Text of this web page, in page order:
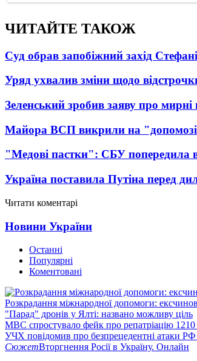
ЧИТАЙТЕ ТАКОЖ
Суд обрав запобіжний захід
Уряд ухвалив зміни щодо відстрочки
Зеленський зробив заяву про мирні
Майора ВСП викрили на
"Медові пастки": СБУ попередила
Україна поставила Путіна перед
Читати коментарі
Новини України
Останні
Популярні
Коментовані
Розкрадання міжнародної допомоги:
"Парад" дронів у Ялті: названо можливу ціль
МВС спростувало фейк про репатріацію 1210
УЧХ повідомив про безпрецедентні атаки РФ
СюжетВторгнення Росії в Україну. Онлайн